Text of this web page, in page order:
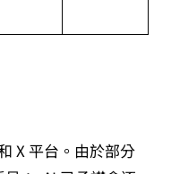
X 平台。由於部分